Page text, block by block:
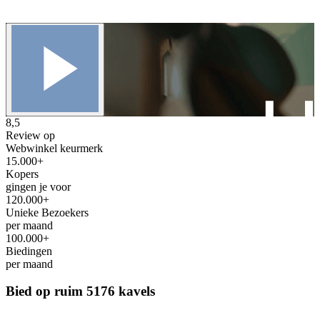
8,5
Review op
Webwinkel keurmerk
15.000+
Kopers
gingen je voor
120.000+
Unieke Bezoekers
per maand
100.000+
Biedingen
per maand
Bied op ruim 5176 kavels